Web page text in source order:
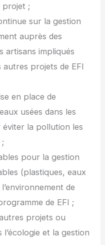
projet ;
sur la gestion
auprès des
artisans impliqués
projets de EFI
en place de
usées dans les
la pollution les
pour la gestion
(plastiques, eaux
de
de EFI ;
projets ou
et la gestion